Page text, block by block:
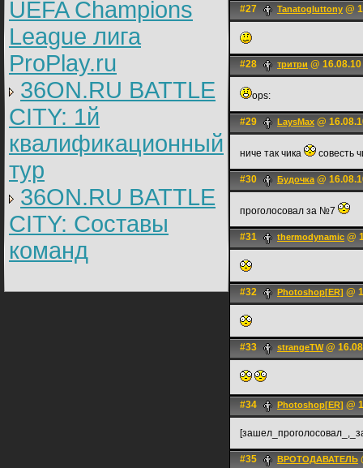
UEFA Champions
League лига
ProPlay.ru
36ON.RU BATTLE
CITY: 1й
квалификационный
тур
36ON.RU BATTLE
CITY: Составы
команд
#27 Tanatogluttony @
#28 тритри @
ops:
#29 LаysMax @
ниче так чика совесть
#30 Будочка@
проголосовал за №7
#31 thermodynamic @
#32 Photoshop[ER] @
#33 strangeTW@
#34 Photoshop[ER] @
#35 ВРОТОДАВАТЕЛЬ